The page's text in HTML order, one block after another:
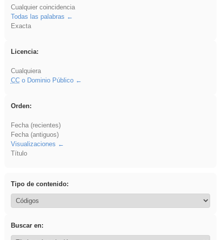
Cualquier coincidencia
Todas las palabras
Exacta
Licencia:
Cualquiera
CCo Dominio Público
Orden:
Fecha (recientes)
Fecha (antiguos)
Visualizaciones
Título
Tipo de contenido:
Buscar en: